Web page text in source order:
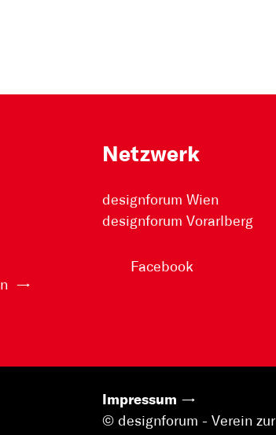
Netzwerk
designforum Wien
designforum Vorarlberg
Facebook
Impressum
© designforum - Verein zur